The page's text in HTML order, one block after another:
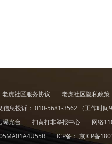
老虎社区服务协议
老虎社区隐私政策
信息投诉： 010-5681-3562 （工作时间
曝光台 扫黄打非举报中心
网络
ICP备： 京ICP备